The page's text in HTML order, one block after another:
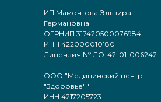
ИП Мамонтова Эльвира
Германовна
ОГРНИП 317420500076984
ИНН 422000010180
Лицензия № ЛО-42-01-006242
ООО "Медицинский центр
"Здоровье""
ИНН 4217205723